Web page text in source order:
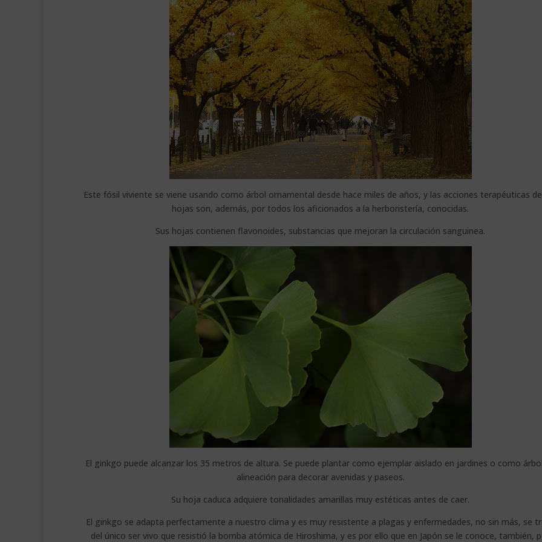
Este fósil viviente se viene usando como árbol ornamental desde hace miles de años, y las acciones terapéuticas
hojas son, además, por todos los aficionados a la herboristería, conocidas.
Sus hojas contienen flavonoides, substancias que mejoran la circulación sanguinea.
El ginkgo puede alcanzar los 35 metros de altura. Se puede plantar como ejemplar aislado en jardines o como
alineación para decorar avenidas y paseos.
Su hoja caduca adquiere tonalidades amarillas muy estéticas antes de caer.
El ginkgo se adapta perfectamente a nuestro clima y es muy resistente a plagas y enfermedades, no sin más, se
del único ser vivo que resistió la bomba atómica de Hiroshima, y es por ello que en Japón se le conoce, también,